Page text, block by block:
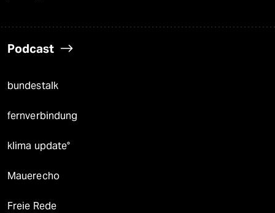
Podcast
bundestalk
fernverbindung
klima update°
Mauerecho
Freie Rede